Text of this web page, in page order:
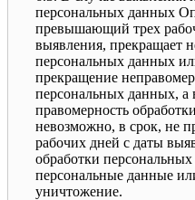
персональных данных
превышающий трех
выявления, прекращает
персональных данных
прекращение
персональных данных, а
правомерность
невозможно, в срок, не
рабочих дней с даты
обработки
персональные данные
уничтожение.